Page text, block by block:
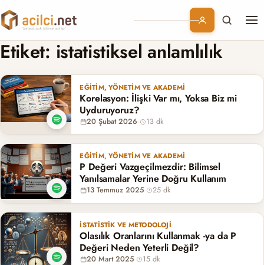
Branşlar
Konular
Abonelik
Etiket: istatistiksel anlamlılık
EĞITIM, YÖNETIM VE AKADEMI
Korelasyon: İlişki Var mı, Yoksa Biz mi
Uyduruyoruz?
20 Şubat 2026· 13 dk
EĞITIM, YÖNETIM VE AKADEMI
P Değeri Vazgeçilmezdir: Bilimsel
Yanılsamalar Yerine Doğru Kullanım
13 Temmuz 2025· 25 dk
İSTATISTIK VE METODOLOJI
Olasılık Oranlarını Kullanmak -ya da P
Değeri Neden Yeterli Değil?
20 Mart 2025· 15 dk